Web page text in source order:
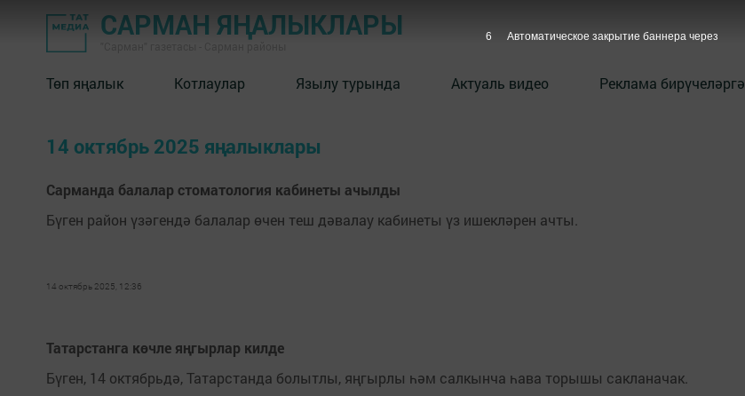
САРМАН ЯҢАЛЫКЛАРЫ
Төп яңалык Котлаулар Язылу турында Актуаль видео Реклама бирүчеләргә
14 октябрь 2025 яңалыклары
Сарманда балалар стоматология кабинеты ачылды
Бүген район үзәгендә балалар өчен теш дәвалау кабинеты үз ишекләрен ачты.
14 октябрь 2025, 12:36
Татарстанга көчле яңгырлар килде
Бүген, 14 октябрьдә, Татарстанда болытлы, яңгырлы һәм салкынча һава торышы сакланачак.
6 Автоматическое закрытие баннера через